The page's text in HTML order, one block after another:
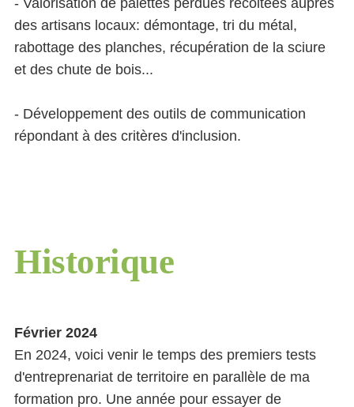
- Valorisation de palettes perdues récoltées auprès
des artisans locaux: démontage, tri du métal,
rabottage des planches, récupération de la sciure
et des chute de bois...
- Développement des outils de communication
répondant à des critères d'inclusion.
Historique
Février 2024
En 2024, voici venir le temps des premiers tests
d'entreprenariat de territoire en parallèle de ma
formation pro. Une année pour essayer de